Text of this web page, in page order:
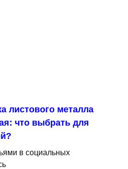
листового металла
что выбрать для
в социальных